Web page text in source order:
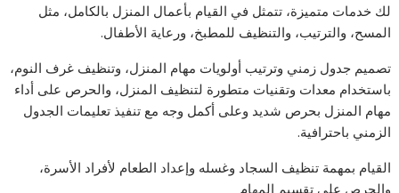
لك خدمات متميزة، تتمثل في القيام بأعمال المنزل بالكامل، مثل
المسح، والترتيب، والتنظيف للمطبخ، ورعاية الأطفال.
تصميم جدول زمني وترتيب أولويات مهام المنزل، وتنظيف غرف النوم،
باستخدام معدات وتقنيات متطورة لتنظيف المنزل، والحرص على أداء
مهام المنزل بحرص شديد وعلى أكمل وجه مع تنفيذ تعليمات الجدول
الزمني باحترافية.
القيام بمهمة تنظيف السجاد وغسله وإعداد الطعام لأفراد الأسرة،
والحرص على تقسيم المهام